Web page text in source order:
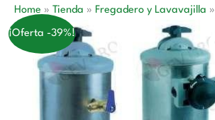
Home » Tienda » Fregadero y Lavavajilla »
¡Oferta -39%!